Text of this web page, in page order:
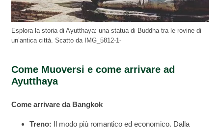
Esplora la storia di Ayutthaya: una statua di Buddha tra le rovine di
un’antica città. Scatto da IMG_5812-1-
Come Muoversi e come arrivare ad
Ayutthaya
Come arrivare da Bangkok
Treno: Il modo più romantico ed economico. Dalla